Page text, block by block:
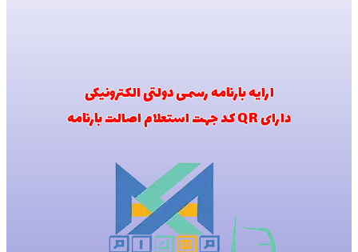
ارایه بارنامه رسمی دولتی الکترونیکی
دارای QR کد جهت استعلام اصالت بارنامه